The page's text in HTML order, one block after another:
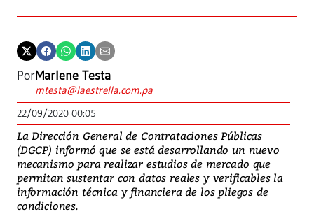
PorMarlene Testa
mtesta@laestrella.com.pa
22/09/2020 00:05
La Dirección General de Contrataciones Públicas
(DGCP) informó que se está desarrollando un nuevo
mecanismo para realizar estudios de mercado que
permitan sustentar con datos reales y verificables la
información técnica y financiera de los pliegos de
condiciones.